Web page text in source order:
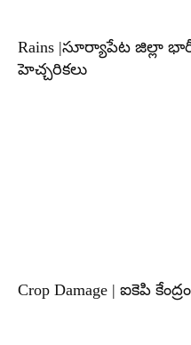
Rains |సూర్యాపేట జిల్లా
హెచ్చరికలు
Crop Damage | ఐకెపి